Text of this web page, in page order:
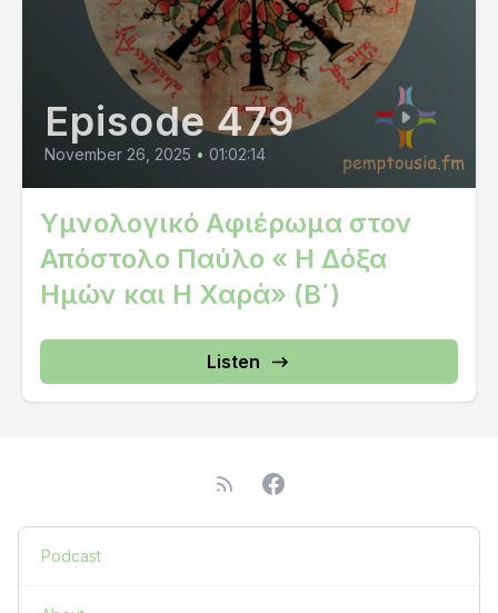
Episode 479
November 26, 2025 • 01:02:14
Υμνολογικό Αφιέρωμα στον
Απόστολο Παύλο « Η Δόξα
Ημών και Η Χαρά» (Β΄)
Listen
Podcast